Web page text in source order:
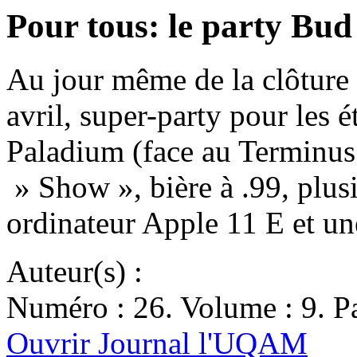
Pour tous: le party
Au jour même de la
avril, super-party pour les
Paladium (face au
» Show », bière à .99,
ordinateur Apple 11 E et
Auteur(s) :
Numéro : 26. Volume : 9.
Ouvrir Journal l'UQAM